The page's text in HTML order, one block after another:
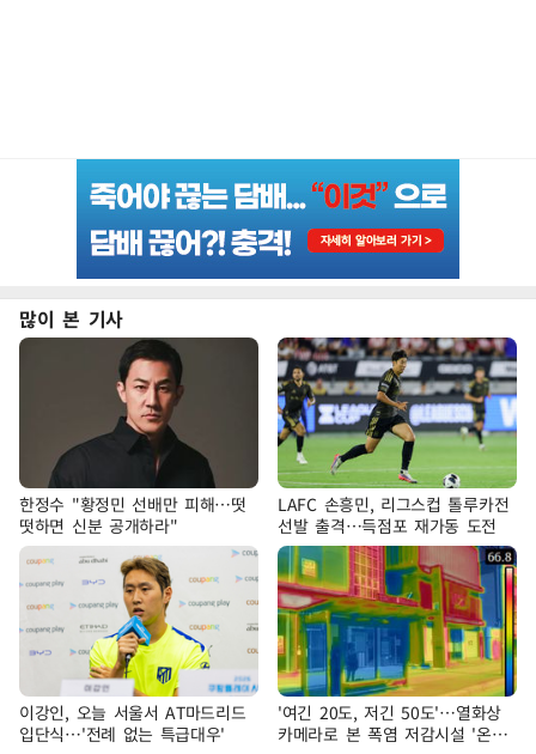
많이 본 기사
한정수 "황정민 선배만 피해…떳
떳하면 신분 공개하라"
LAFC 손흥민, 리그스컵 톨루카전
선발 출격…득점포 재가동 도전
이강인, 오늘 서울서 AT마드리드
입단식…'전례 없는 특급대우'
'여긴 20도, 저긴 50도'…열화상
카메라로 본 폭염 저감시설 '온도